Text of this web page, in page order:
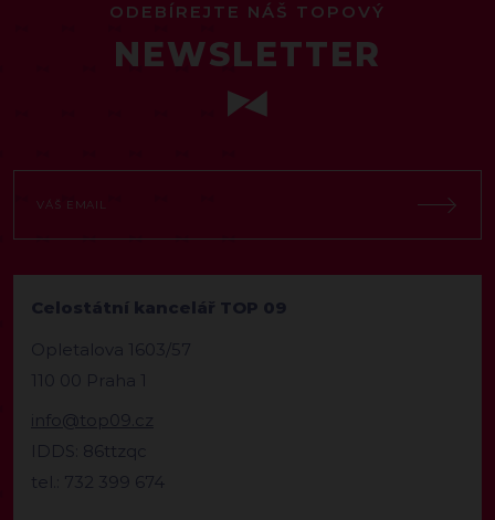
ODEBÍREJTE NÁŠ TOPOVÝ
NEWSLETTER
Celostátní kancelář TOP 09
Opletalova 1603/57
110 00 Praha 1
info@top09.cz
IDDS: 86ttzqc
tel.: 732 399 674